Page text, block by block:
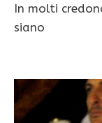
In molti
siano